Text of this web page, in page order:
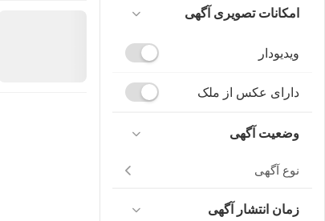
امکانات تصویری آگهی
ویدیودار
دارای عکس از ملک
وضعیت آگهی
نوع آگهی
زمان انتشار آگهی